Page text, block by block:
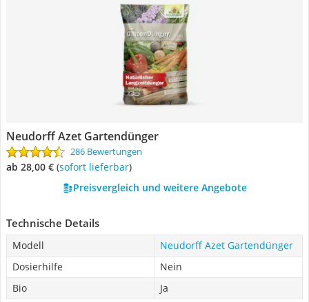
Neudorff Azet Gartendünger
286 Bewertungen
ab 28,00 € ( Sofort lieferbar)
Preisvergleich und weitere Angebote
Technische Details
Modell
Neudorff Azet Gartendünger
Dosierhilfe
Nein
Bio
Ja